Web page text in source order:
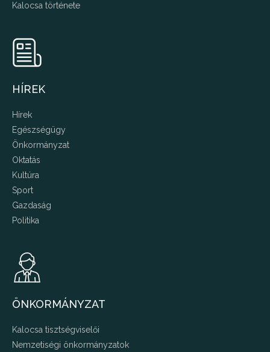
Kalocsa története
HÍREK
Hírek
Egészségügy
Önkormányzat
Oktatás
Kultúra
Sport
Gazdaság
Politika
ÖNKORMÁNYZAT
Kalocsa tisztségviselői
Nemzetiségi önkormányzatok